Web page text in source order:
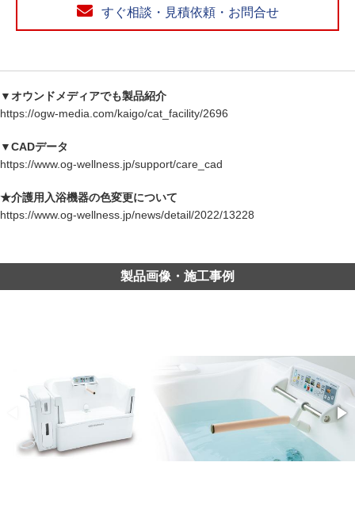
すぐ相談・見積依頼・お問合せ
▼オウンドメディアでも製品紹介
https://ogw-media.com/kaigo/cat_facility/2696
▼CADデータ
https://www.og-wellness.jp/support/care_cad
★介護用入浴機器の色変更について
https://www.og-wellness.jp/news/detail/2022/13228
製品画像・施工事例